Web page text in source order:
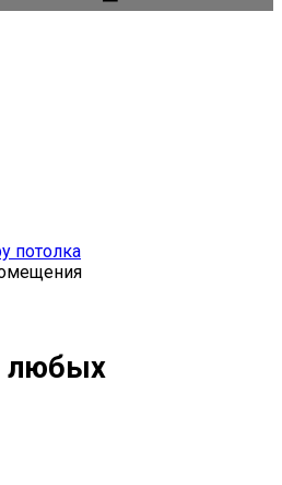
потолка
любых